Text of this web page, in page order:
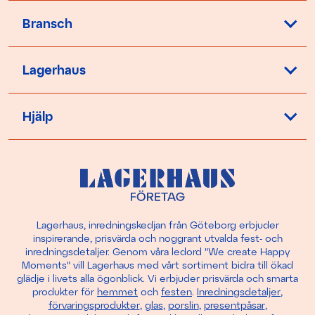
Bransch
Lagerhaus
Hjälp
Lagerhaus, inredningskedjan från Göteborg erbjuder
inspirerande, prisvärda och noggrant utvalda fest- och
inredningsdetaljer. Genom våra ledord "We create Happy
Moments" vill Lagerhaus med vårt sortiment bidra till ökad
glädje i livets alla ögonblick. Vi erbjuder prisvärda och smarta
produkter för hemmet och festen. Inredningsdetaljer,
förvaringsprodukter, glas, porslin, presentpåsar,